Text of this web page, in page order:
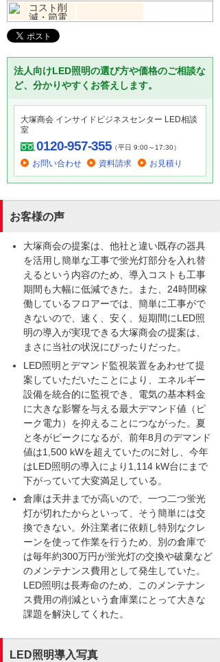
法人向けLED照明の選び方や価格のご相談な
ど、分かりやすくお答えします。
大塚商会 インサイドビジネスセンター LED相談
室
0120-957-355（平日 9:00～17:30）
お問い合わせ 資料請求 お見積り
お客様の声
大塚商会の提案は、他社と違い既存の器具
を活用し簡単な工事で蛍光灯部分を入れ替
えるという内容のため、導入コストも工事
期間も大幅に低減できた。また、24時間稼
働しているフロアーでは、簡単に工事がで
きないので、速く、安く、短期間にLED照
明の導入が実現できる大塚商会の提案は、
まさに当社の状況にぴったりだった。
LED照明とデマンド監視装置をあわせて提
案していただいたことにより、エネルギー
設備を統合的に監視でき、電気の基本料金
に大きな影響を与える最大デマンド値（ピ
ーク電力）を抑えることにつながった。夏
と冬がピークになるが、前年8月のデマンド
値は1,500 kWを超えていたのに対し、今年
はLED照明の導入により1,114 kW台にまで
下がっていて大変満足している。
倉庫は天井までが高いので、一つ二つ蛍光
灯が切れたからといって、そう簡単には交
換できない。外注業者に依頼し特別なクレ
ーンを使って作業を行うため、別の倉庫で
は毎年約300万円が蛍光灯の交換や破棄など
のメンテナンス費用として発生していた。
LED照明は長寿命のため、このメンテナン
ス費用の削減という倉庫業にとって大きな
課題を解決してくれた。
LED照明導入写真